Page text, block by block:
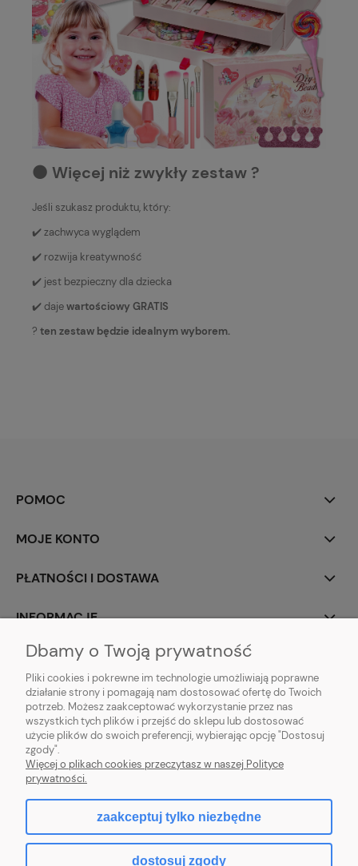
⚫️ Więcej niż zwykły zestaw ?
Jeśli szukasz produktu, który:
✔️ zachwyca wyglądem
✔️ rozwija kreatywność
✔️ jest bezpieczny dla dziecka
✔️ dajewartościowy GRATIS
? ten zestaw będzie idealnym wyborem.
POMOC
MOJE KONTO
PŁATNOŚCI I DOSTAWA
INFORMACJE
O NAS
ZLARO| ul. Fiołkowa 9, 31-457 Kraków, woj. małopolskie | E-mail:
zlaro.krakow@gmail.com
120911970
Dbamy o Twoją prywatność
Pliki cookies i pokrewne im technologie umożliwiają poprawne
działanie strony i pomagają nam dostosować ofertę do Twoich
potrzeb. Możesz zaakceptować wykorzystanie przez nas
wszystkich tych plików i przejść do sklepu lub dostosować
użycie plików do swoich preferencji, wybierając opcję "Dostosuj
zgody".
Więcej o plikach cookies przeczytasz w naszej Polityce
prywatności.
zaakceptuj tylko niezbędne
dostosuj zgody